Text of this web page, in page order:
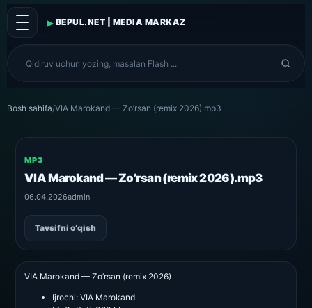
▸ BEPUL.NET | MEDIA MARKAZ
Bosh sahifa/VIA Marokand — Zo’rsan (remix 2026).mp3
MP3
VIA Marokand — Zo’rsan (remix 2026).mp3
06.04.2026admin
Tavsifni o‘qish
VIA Marokand — Zo’rsan (remix 2026)
Ijrochi: VIA Marokand